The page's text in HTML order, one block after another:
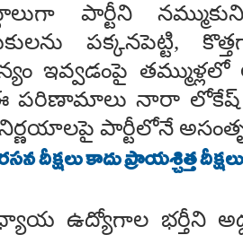
పార్టీని
పక్కనపెట్టి,
ఇవ్వడంపై తమ్ముళ్లలో
పరిణామాలు నారా లోకేష్
పార్టీలోనే
కాదు ప్రాయశ్చిత్త
ఉద్యోగాల భర్తీని